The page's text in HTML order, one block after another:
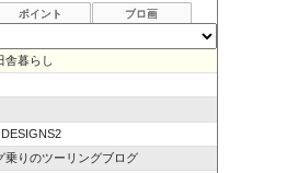
ポイント ブロ画
舎暮らし
乗りのツーリングブログ